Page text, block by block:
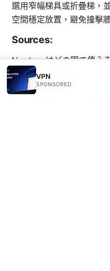
選用窄幅梯具或折疊梯，
空間穩定放置，避免撞擊
Sources:
Nordvpnはどの国で使え
を回避する完全ガイド
Vpn gratuita microsoft
VPN
SPONSORED